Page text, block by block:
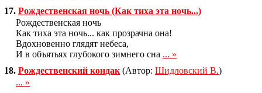
17. Рождественская ночь (Как тиха эта ночь...)
Рождественская ночь
Как тиха эта ночь... как прозрачна она!
Вдохновенно глядят небеса,
И в объятьях глубокого зимнего сна ... »
18. Рождественский кондак (Автор: Шидловский В.)
... »